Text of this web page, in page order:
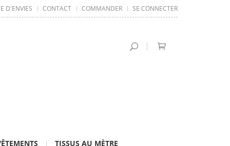
D'ENVIES CONTACT COMMANDER SE CONNECTER
TISSUS AU MÈTRE